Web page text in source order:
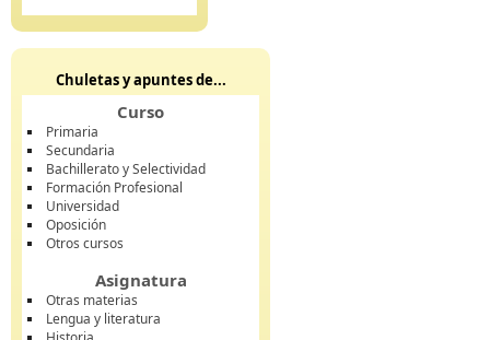
Chuletas y apuntes de...
Curso
Primaria
Secundaria
Bachillerato y Selectividad
Formación Profesional
Universidad
Oposición
Otros cursos
Asignatura
Otras materias
Lengua y literatura